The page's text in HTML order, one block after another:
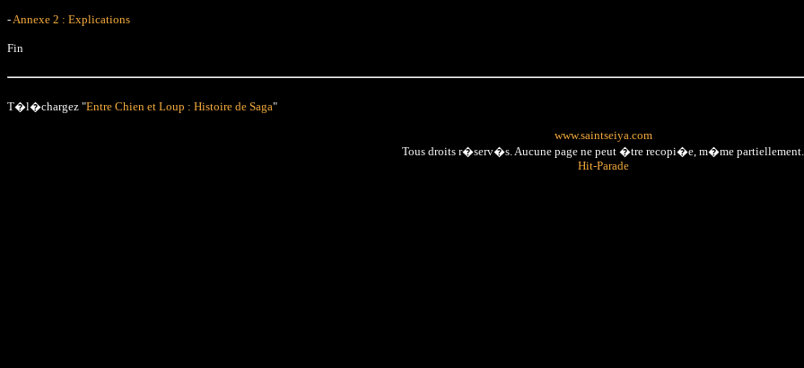
-Annexe 2 : Explications
Fin
T�l�chargez "Entre Chien et Loup : Histoire de Saga"
www.saintseiya.com
Tous droits r�serv�s. Aucune page ne peut �tre recopi�e, m�me partiellement.